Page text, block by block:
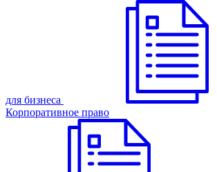
для бизнеса
Корпоративное право